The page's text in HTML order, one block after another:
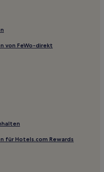
von FeWo-direkt
für Hotels.com Rewards